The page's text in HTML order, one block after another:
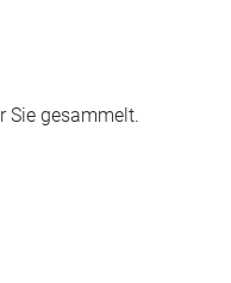
Sie gesammelt.